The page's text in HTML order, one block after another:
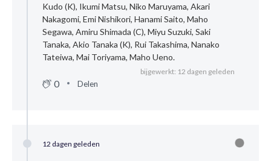
Kudo (K), Ikumi Matsu, Niko Maruyama, Akari
Nakagomi, Emi Nishikori, Hanami Saito, Maho
Segawa, Amiru Shimada (C), Miyu Suzuki, Saki
Tanaka, Akio Tanaka (K), Rui Takashima, Nanako
Tateiwa, Mai Toriyama, Maho Ueno.
bijgewerkt: 12 dagen geleden
0 Delen
12 dagen geleden